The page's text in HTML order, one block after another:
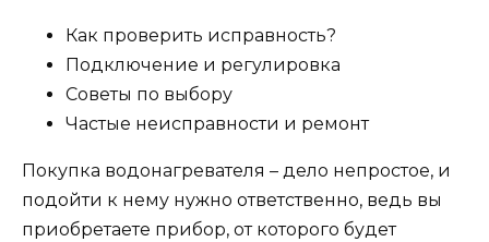
Как проверить исправность?
Подключение и регулировка
Советы по выбору
Частые неисправности и ремонт
Покупка водонагревателя – дело непростое, и
подойти к нему нужно ответственно, ведь вы
приобретаете прибор, от которого будет